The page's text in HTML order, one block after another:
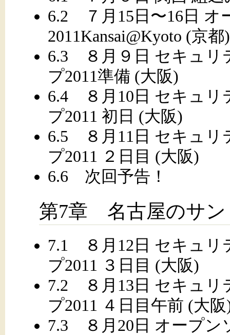
6.2 ７月15日〜16日 オ
2011Kansai@Kyoto (京都)
6.3 ８月９日 セキュリ
プ2011準備 (大阪)
6.4 ８月10日 セキュリ
プ2011 初日 (大阪)
6.5 ８月11日 セキュリ
プ2011 ２日目 (大阪)
6.6 次回予告！
第7章 名古屋のサン
7.1 ８月12日 セキュリ
プ2011 ３日目 (大阪)
7.2 ８月13日 セキュリ
プ2011 ４日目午前 (大阪
7.3 ８月20日 オープン